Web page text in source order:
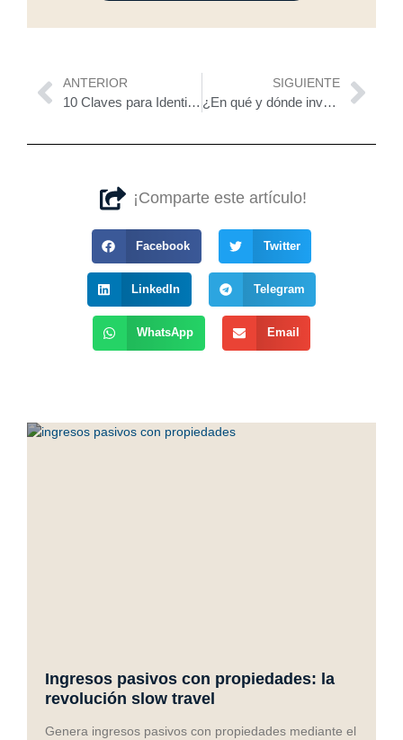
Previo
ANTERIOR
10 Claves para Identificar una Inversión Inmobiliaria Segura y Rentable
SIGUIENTE
¿En qué y dónde invertir? Claves para tomar decisiones inteligentes en el sector inmobiliario
¡Comparte este artículo!
Facebook Twitter
LinkedIn Telegram
WhatsApp Email
Ingresos pasivos con propiedades: la
revolución slow travel
Genera ingresos pasivos con propiedades mediante el